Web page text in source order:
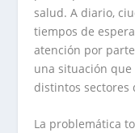
salud. A diario,
tiempos de
atención por
una situación
distintos sectores
La problemática